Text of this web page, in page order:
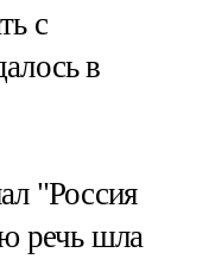
с
в
"Россия
речь шла